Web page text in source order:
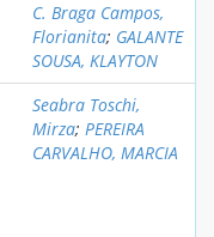
C. Braga Campos,
Florianita; GALANTE
SOUSA, KLAYTON
Seabra Toschi,
Mirza; PEREIRA
CARVALHO, MARCIA